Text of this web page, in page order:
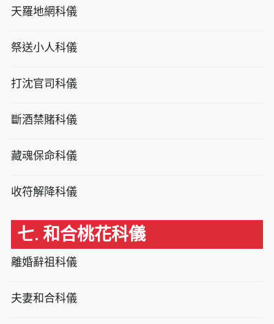
天羅地網科儀
祭送小人科儀
打沈官司科儀
斷酒禁賭科儀
藏魂保命科儀
收符解降科儀
七. 和合桃花科儀
離婚辭祖科儀
夫妻和合科儀